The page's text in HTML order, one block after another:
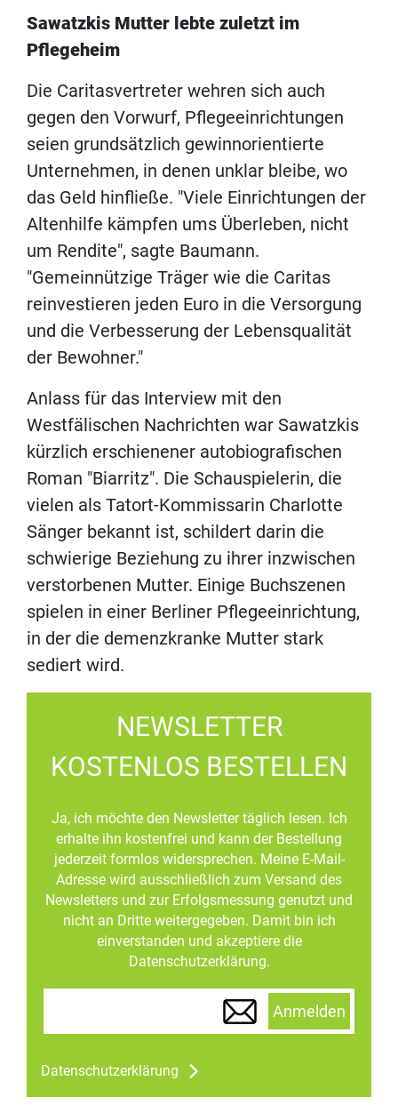
Sawatzkis Mutter lebte zuletzt im
Pflegeheim
Die Caritasvertreter wehren sich auch
gegen den Vorwurf, Pflegeeinrichtungen
seien grundsätzlich gewinnorientierte
Unternehmen, in denen unklar bleibe, wo
das Geld hinfließe. "Viele Einrichtungen der
Altenhilfe kämpfen ums Überleben, nicht
um Rendite", sagte Baumann.
"Gemeinnützige Träger wie die Caritas
reinvestieren jeden Euro in die Versorgung
und die Verbesserung der Lebensqualität
der Bewohner."
Anlass für das Interview mit den
Westfälischen Nachrichten war Sawatzkis
kürzlich erschienener autobiografischen
Roman "Biarritz". Die Schauspielerin, die
vielen als Tatort-Kommissarin Charlotte
Sänger bekannt ist, schildert darin die
schwierige Beziehung zu ihrer inzwischen
verstorbenen Mutter. Einige Buchszenen
spielen in einer Berliner Pflegeeinrichtung,
in der die demenzkranke Mutter stark
sediert wird.
NEWSLETTER
KOSTENLOS BESTELLEN
Ja, ich möchte den Newsletter täglich lesen. Ich
erhalte ihn kostenfrei und kann der Bestellung
jederzeit formlos widersprechen. Meine E-Mail-
Adresse wird ausschließlich zum Versand des
Newsletters und zur Erfolgsmessung genutzt und
nicht an Dritte weitergegeben. Damit bin ich
einverstanden und akzeptiere die
Datenschutzerklärung.
Anmelden
Datenschutzerklärung